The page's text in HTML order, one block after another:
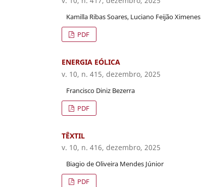
Kamilla Ribas Soares, Luciano Feijão Ximenes
PDF
ENERGIA EÓLICA
v. 10, n. 415, dezembro, 2025
Francisco Diniz Bezerra
PDF
TÊXTIL
v. 10, n. 416, dezembro, 2025
Biagio de Oliveira Mendes Júnior
PDF